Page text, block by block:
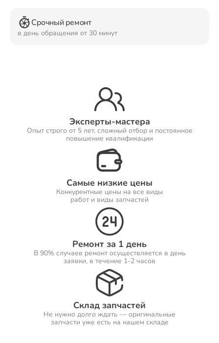
Срочный ремонт
в день обращения от 30 минут
Эксперты-мастера
Опыт строго от 5 лет, сложный отбор и постоянное
повышение квалификации
Самые низкие цены
Конкурентные цены на все виды
работ и виды запчастей
Ремонт за 1 день
В 90% случаев ремонт осуществляется в день
заявки, в течение 1-2 часов
Склад запчастей
Не нужно долго ждать — оригинальные
запчасти уже есть на нашем складе
Ремонт Принтеров
Ремонт Саундбаров
Ремонт VR систем
Ремонт Сабвуферов
Ремонт Посудомоечных машин
Ремонт Холодильников